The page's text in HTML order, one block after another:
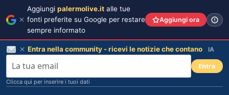
Aggiungi palermolive.it alle tue
fonti preferite su Google per restare
sempre informato
Aggiungi ora
Entra nella community - ricevi le notizie che contano IA
Entra
Clicca qui per inserire i tuoi dati